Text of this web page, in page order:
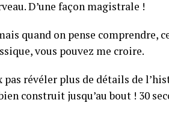
D’une façon magistrale !
quand on pense comprendre,
vous pouvez me croire.
pas révéler plus de détails de
construit jusqu’au bout ! 30